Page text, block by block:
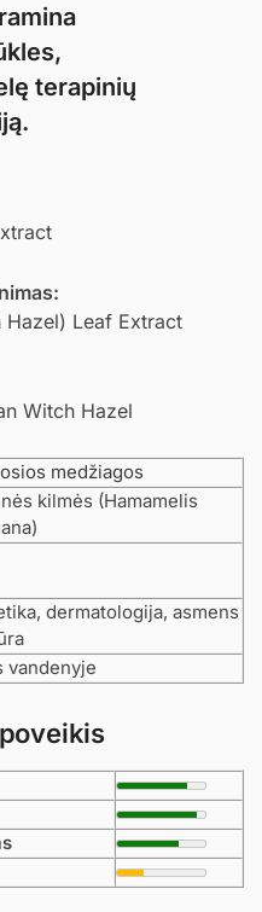
terapinių
Hazel) Leaf Extract
Witch Hazel
medžiagos
kilmės (Hamamelis
dermatologija, asmens
vandenyje